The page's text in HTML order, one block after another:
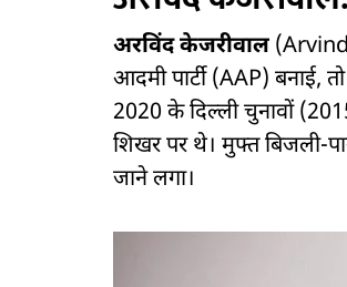
अरविंद केजरीवाल
आदमी पार्टी (AAP) बनाई,
2020 के दिल्ली चुनावों
शिखर पर थे। मुफ्त बिजली-
जाने लगा।